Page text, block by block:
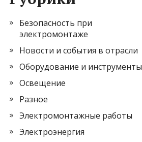
Безопасность при
электромонтаже
Новости и события в отрасли
Оборудование и инструменты
Освещение
Разное
Электромонтажные работы
Электроэнергия